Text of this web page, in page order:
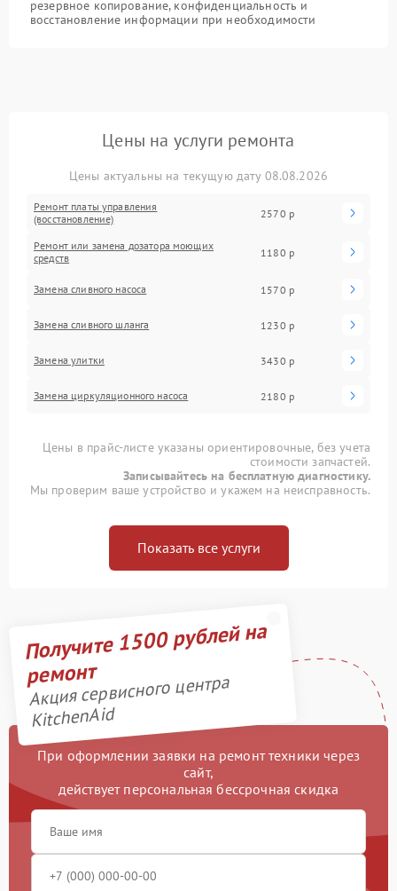
резервное копирование, конфиденциальность и
восстановление информации при необходимости
Цены на услуги ремонта
Цены актуальны на текущую дату 08.08.2026
Ремонт платы управления
(восстановление)
2570 р
Ремонт или замена дозатора моющих
средств
1180 р
Замена сливного насоса 1570 р
Замена сливного шланга 1230 р
Замена улитки 3430 р
Замена циркуляционного насоса 2180 р
Цены в прайс-листе указаны ориентировочные, без учета
стоимости запчастей.
Записывайтесь на бесплатную диагностику.
Мы проверим ваше устройство и укажем на неисправность.
Показать все услуги
Получите 1500 рублей на
ремонт
Акция сервисного центра
KitchenAid
При оформлении заявки на ремонт техники через
сайт,
действует персональная бессрочная скидка